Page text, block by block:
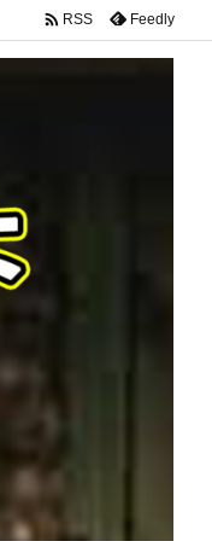
 RSS Feedly